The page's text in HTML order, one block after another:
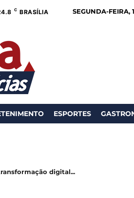
C BRASÍLIA SEGUNDA-FEIRA,
ESPORTES
digital...